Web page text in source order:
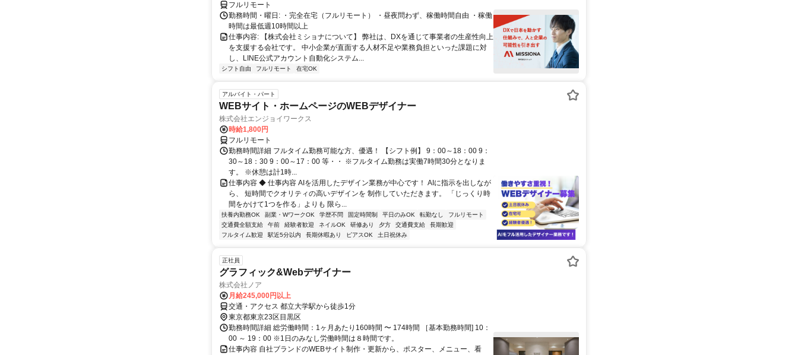
フルリモート
勤務時間・曜日: ・完全在宅（フルリモート） ・昼夜問わず、稼働時間自由 ・稼働
時間は最低週10時間以上
仕事内容: 【株式会社ミショナについて】 弊社は、DXを通じて事業者の生産性向上
を支援する会社です。 中小企業が直面する人材不足や業務負担といった課題に対
し、LINE公式アカウント自動化システム...
シフト自由 フルリモート 在宅OK
アルバイト・パート
WEBサイト・ホームページのWEBデザイナー
株式会社エンジョイワークス
時給1,800円
フルリモート
勤務時間詳細 フルタイム勤務可能な方、優遇！ 【シフト例】 9：00～18：00 9：
30～18：30 9：00～17：00 等・・ ※フルタイム勤務は実働7時間30分となりま
す。 ※休憩は計1時...
仕事内容 ◆ 仕事内容 AIを活用したデザイン業務が中心です！ AIに指示を出しなが
ら、 短時間でクオリティの高いデザインを 制作していただきます。 「じっくり時
間をかけて1つを作る」よりも 限ら...
扶養内勤務OK 副業・WワークOK 学歴不問 固定時間制 平日のみOK 転勤なし
フルリモート
交通費全額支給
午前 経験者歓迎 ネイルOK 研修あり 夕方 交通費支給
長期歓迎
フルタイム歓迎
駅近5分以内 長期休暇あり ピアスOK 土日祝休み
正社員
グラフィック&Webデザイナー
株式会社ノア
月給245,000円以上
交通・アクセス 都立大学駅から徒歩1分
東京都東京23区目黒区
勤務時間詳細 総労働時間：1ヶ月あたり160時間 〜 174時間 ［基本勤務時間] 10：
00 ～ 19：00 ※1日のみなし労働時間は８時間です。
仕事内容 自社ブランドのWEBサイト制作・更新から、ポスター、メニュー、看